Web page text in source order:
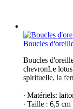
Boucles
Boucles
chevronLe
spirituelle, la
∙ Matériels:
∙ Taille : 6,5 cm